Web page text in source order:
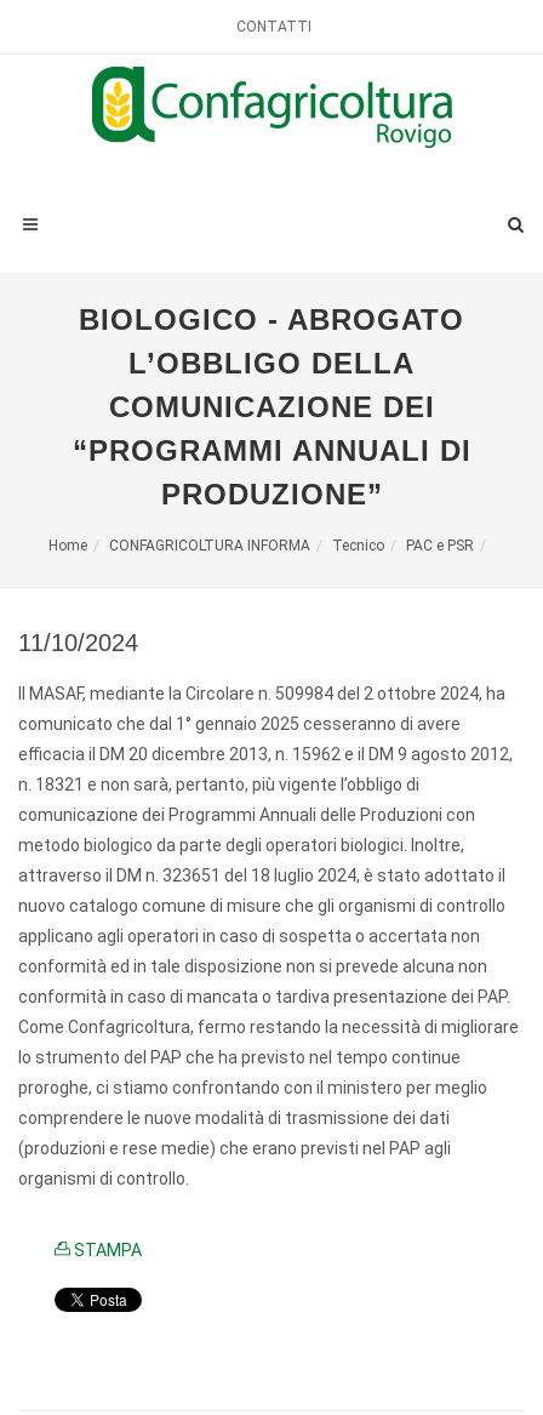
CONTATTI
BIOLOGICO - ABROGATO
L’OBBLIGO DELLA
COMUNICAZIONE DEI
“PROGRAMMI ANNUALI DI
PRODUZIONE”
Home CONFAGRICOLTURA INFORMA Tecnico PAC e PSR
11/10/2024
Il MASAF, mediante la Circolare n. 509984 del 2 ottobre 2024, ha
comunicato che dal 1° gennaio 2025 cesseranno di avere
efficacia il DM 20 dicembre 2013, n. 15962 e il DM 9 agosto 2012,
n. 18321 e non sarà, pertanto, più vigente l’obbligo di
comunicazione dei Programmi Annuali delle Produzioni con
metodo biologico da parte degli operatori biologici. Inoltre,
attraverso il DM n. 323651 del 18 luglio 2024, è stato adottato il
nuovo catalogo comune di misure che gli organismi di controllo
applicano agli operatori in caso di sospetta o accertata non
conformità ed in tale disposizione non si prevede alcuna non
conformità in caso di mancata o tardiva presentazione dei PAP.
Come Confagricoltura, fermo restando la necessità di migliorare
lo strumento del PAP che ha previsto nel tempo continue
proroghe, ci stiamo confrontando con il ministero per meglio
comprendere le nuove modalità di trasmissione dei dati
(produzioni e rese medie) che erano previsti nel PAP agli
organismi di controllo.
STAMPA